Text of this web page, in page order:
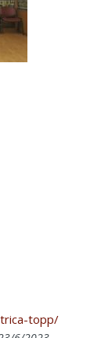
topp/